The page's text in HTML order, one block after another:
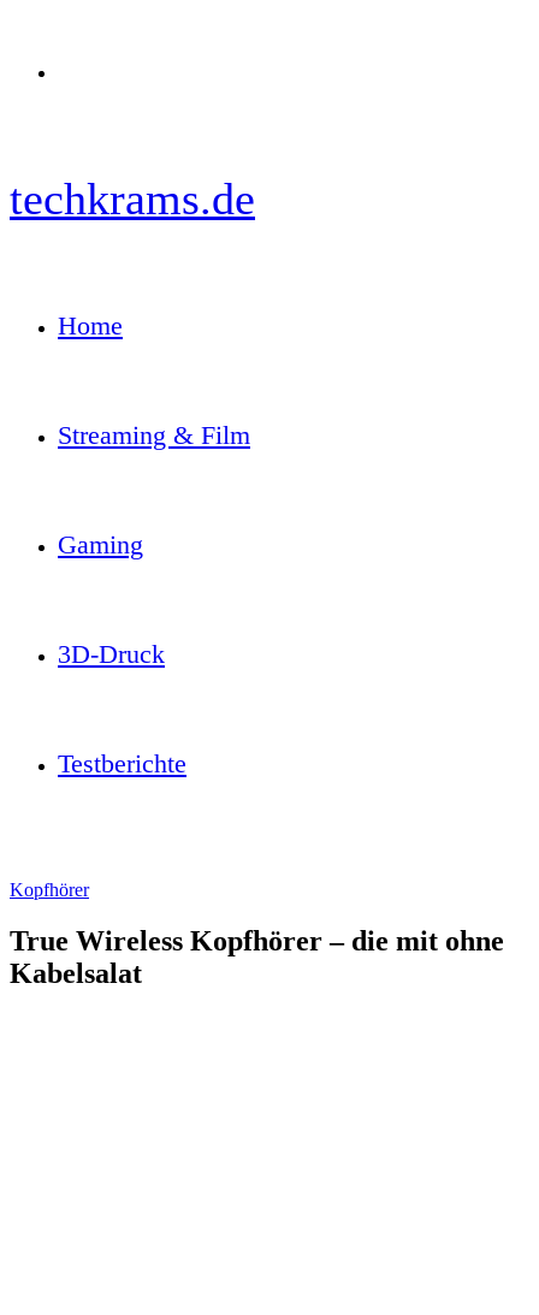
techkrams.de
Home
Streaming & Film
Gaming
3D-Druck
Testberichte
Kopfhörer
True Wireless Kopfhörer – die mit ohne
Kabelsalat